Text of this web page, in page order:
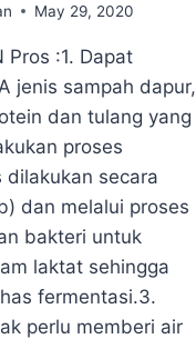
May 29, 2020
Pros :1. Dapat
jenis sampah dapur,
dan tulang yang
proses
dilakukan secara
dan melalui proses
bakteri untuk
laktat sehingga
fermentasi.3.
perlu memberi air